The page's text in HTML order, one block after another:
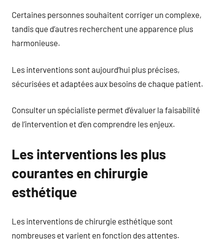
Certaines personnes souhaitent corriger un complexe,
tandis que d’autres recherchent une apparence plus
harmonieuse.
Les interventions sont aujourd’hui plus précises,
sécurisées et adaptées aux besoins de chaque patient.
Consulter un spécialiste permet d’évaluer la faisabilité
de l’intervention et d’en comprendre les enjeux.
Les interventions les plus
courantes en chirurgie
esthétique
Les interventions de chirurgie esthétique sont
nombreuses et varient en fonction des attentes.